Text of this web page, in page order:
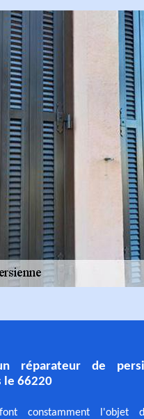
réparateur de
le 66220
constamment l'objet